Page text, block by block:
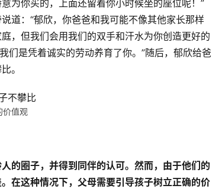
为你买的，上面还留着你小时候坐的座位呢！”
道：“郁欣，你爸爸和我可能不像其他家长那样
，但我们会用我们的双手和汗水为你创造更好的
们是凭着诚实的劳动养育了你。”随后，郁欣给爸
。
价值观
的圈子，并得到同伴的认可。然而，由于他们的
在这种情况下，父母需要引导孩子树立正确的价